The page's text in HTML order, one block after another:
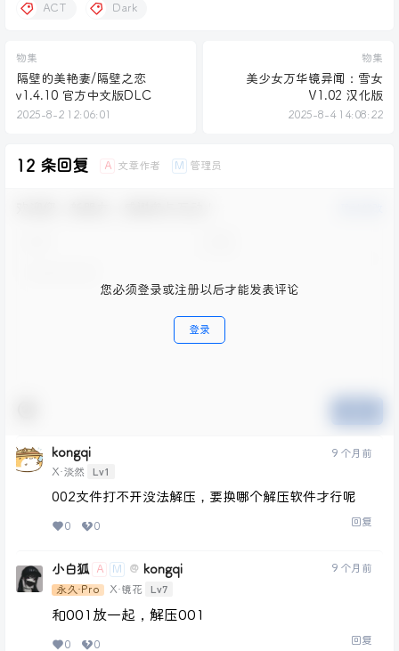
ACT Dark
物集
隔壁的美艳妻/隔壁之恋
v1.4.10 官方中文版DLC
2025-8-2 12:06:01
物集
美少女万华镜异闻：雪女
V1.02 汉化版
2025-8-4 14:08:22
12 条回复 A 文章作者 M 管理员
您必须登录或注册以后才能发表评论
登录
kongqi
X·淡然 Lv1
9 个月前
002文件打不开没法解压，要换哪个解压软件才行呢
0 0 回复
小白狐 A M @ kongqi
永久·Pro X·镜花 Lv7
9 个月前
和001放一起，解压001
0 0 回复